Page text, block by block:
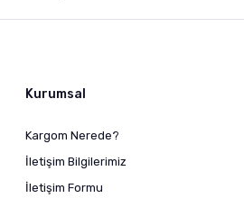
Kurumsal
Kargom Nerede?
İletişim Bilgilerimiz
İletişim Formu